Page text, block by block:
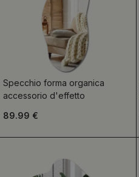
Specchio forma organica
accessorio d'effetto
89.99 €